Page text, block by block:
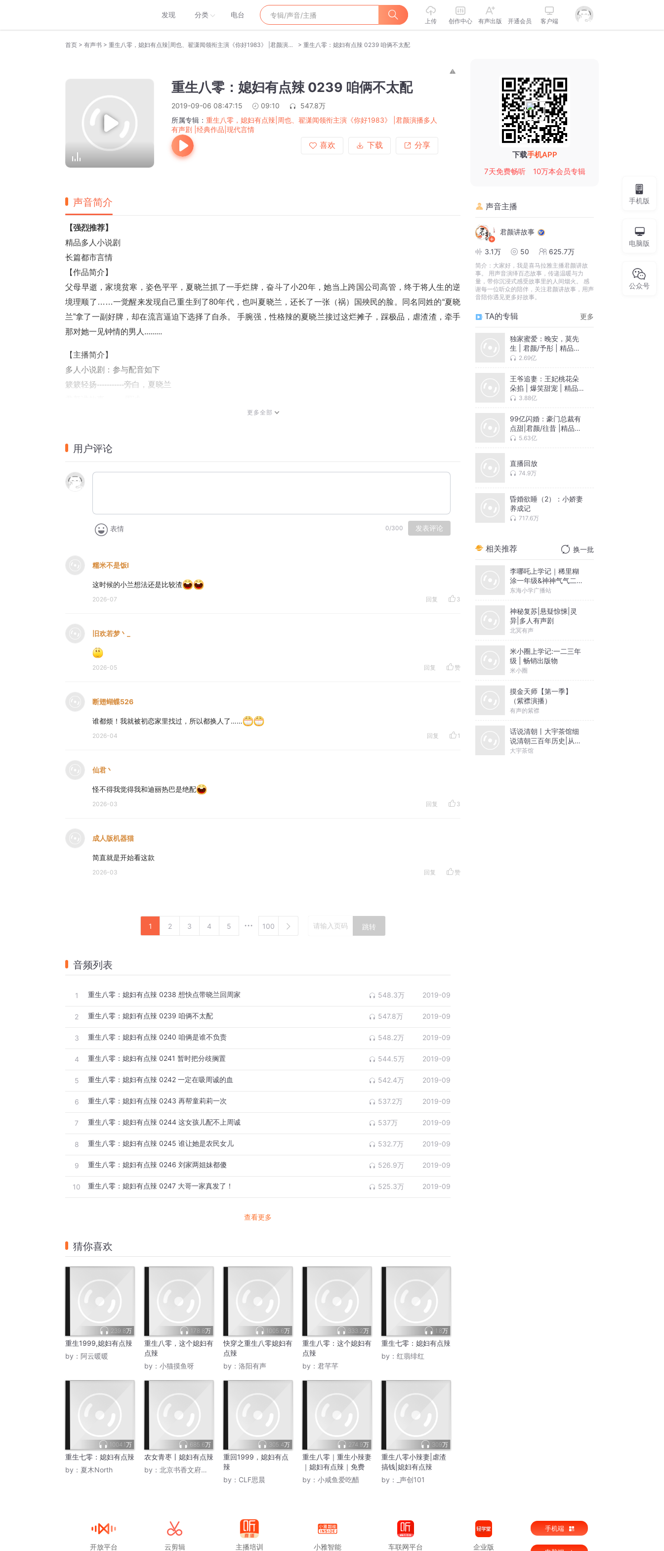
发现 分类 电台
上传 创作中心 有声出版 开通会员 客户端
首页 > 有声书 > 重生八零，媳妇有点辣|周也、翟潇闻领衔主演《你好1983》 |君颜演播多人有声剧 |经典作品|现代言情 > 重生八零：媳妇有点辣 0239 咱俩不太配
重生八零：媳妇有点辣 0239 咱俩不太配
2019-09-06 08:47:15 09:10
547.8万
所属专辑： 重生八零，媳妇有点辣|周也、翟潇闻领衔主演《你好1983》 |君颜演播多人
有声剧 |经典作品|现代言情
喜欢
下载 分享
声音简介
【强烈推荐】
精品多人小说剧
长篇都市言情
【作品简介】
父母早逝，家境贫寒，姿色平平，夏晓兰抓了一手烂牌，奋斗了小20年，她当上跨国公司高管，终于将人生的逆
境理顺了……一觉醒来发现自己重生到了80年代，也叫夏晓兰，还长了一张 （祸）国殃民的脸。
同名同姓的“夏晓
兰”拿了一副好牌，却在流言逼迫下选择了自杀。
手腕强，性格辣的夏晓兰接过这烂摊子，踩极品，虐渣渣，牵手
那对她一见钟情的男人.........
【主播简介】
多人小说剧：参与配音如下
簌簌轻扬-----------旁白，夏晓兰
更多全部
用户评论
表情 0/300 发表评论
糯米不是饭l
这时候的小兰想法还是比较渣
2026-07 回复 3
旧欢若梦丶_
2026-05 回复 赞
断翅蝴蝶526
谁都烦！我就被初恋家里找过，所以都换人了……
2026-04 回复 1
仙君丶
怪不得我觉得我和迪丽热巴是绝配
2026-03 回复 3
成人版机器猫
简直就是开始看这款
2026-03 回复 赞
1 2 3 4 5 100 跳转
音频列表
1 重生八零：媳妇有点辣 0238 想快点带晓兰回周家 548.3万 2019-09
2 重生八零：媳妇有点辣 0239 咱俩不太配 547.8万 2019-09
3 重生八零：媳妇有点辣 0240 咱俩是谁不负责 548.2万 2019-09
4 重生八零：媳妇有点辣 0241 暂时把分歧搁置 544.5万 2019-09
5 重生八零：媳妇有点辣 0242 一定在吸周诚的血 542.4万 2019-09
6 重生八零：媳妇有点辣 0243 再帮童莉莉一次 537.2万 2019-09
7 重生八零：媳妇有点辣 0244 这女孩儿配不上周诚 537万 2019-09
8 重生八零：媳妇有点辣 0245 谁让她是农民女儿 532.7万 2019-09
9 重生八零：媳妇有点辣 0246 刘家两姐妹都傻 526.9万 2019-09
10 重生八零：媳妇有点辣 0247 大哥一家真发了！ 525.3万 2019-09
查看更多
猜你喜欢
239.8万
重生1999,媳妇有点辣
by： 阿云暖暖
178.8万
重生八零，这个媳妇有
点辣
by： 小猫摸鱼呀
1005.6万
快穿之重生八零媳妇有
点辣
by： 洛阳有声
333.2万
重生八零：这个媳妇有
点辣
by： 君芊芊
1.8万
重生七零：媳妇有点辣
by： 红翡绯红
1004.1万
重生七零：媳妇有点辣
by： 夏木North
685.6万
农女青枣丨媳妇有点辣
by： 北京书香文府有限公司
305.4万
重回1999，媳妇有点
辣
by： CLF思晨
274.9万
重生八零｜重生小辣妻
｜媳妇有点辣｜免费
by： 小咸鱼爱吃醋
309万
重生八零小辣妻|虐渣
搞钱|媳妇有点辣
by：
_声创101
下载手机APP
7天免费畅听
10万本会员专辑
声音主播
君颜讲故事
3.1万 50 625.7万
简介： 大家好，我是喜马拉雅主播君颜讲故
事。 用声音演绎百态故事，传递温暖与力
量，带你沉浸式感受故事里的人间烟火。 感
谢每一位听众的陪伴，关注君颜讲故事，用声
音陪你遇见更多好故事。
TA的专辑 更多
独家蜜爱：晚安，莫先
生 | 君颜/予彤 | 精品多
人剧2.69亿
王爷追妻：王妃桃花朵
朵掐 | 爆笑甜宠 | 精品
多人剧
3.88亿
99亿闪婚：豪门总裁有
点甜|君颜/往昔 |精品多
人有声剧
5.63亿
直播回放
74.9万
昏婚欲睡（2）：小娇妻
养成记
717.6万
相关推荐 换一批
李哪吒上学记｜稀里糊
涂一年级&神神气气二年
级
东海小学广播站
神秘复苏|悬疑惊悚|灵
异|多人有声剧
北冥有声
米小圈上学记:一二三年
级 | 畅销出版物
米小圈
摸金天师【第一季】
（紫襟演播）
有声的紫襟
话说清朝丨大宇茶馆细
说清朝三百年历史|从努
尔哈赤到末代皇帝溥仪|
大宇茶馆
手机版
电脑版
公众号
开放平台 云剪辑 主播培训 小雅智能 车联网平台 企业版
手机端